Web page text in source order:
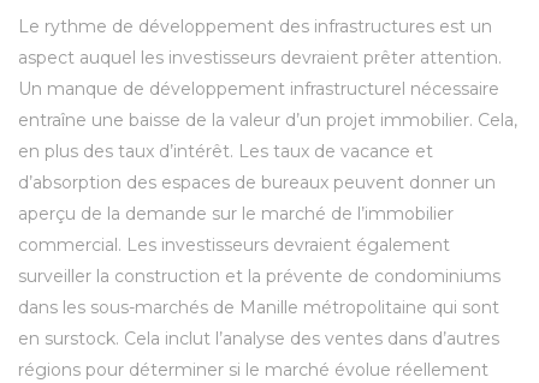
Le rythme de développement des infrastructures est un
aspect auquel les investisseurs devraient prêter attention.
Un manque de développement infrastructurel nécessaire
entraîne une baisse de la valeur d’un projet immobilier. Cela,
en plus des taux d’intérêt. Les taux de vacance et
d’absorption des espaces de bureaux peuvent donner un
aperçu de la demande sur le marché de l’immobilier
commercial. Les investisseurs devraient également
surveiller la construction et la prévente de condominiums
dans les sous-marchés de Manille métropolitaine qui sont
en surstock. Cela inclut l’analyse des ventes dans d’autres
régions pour déterminer si le marché évolue réellement